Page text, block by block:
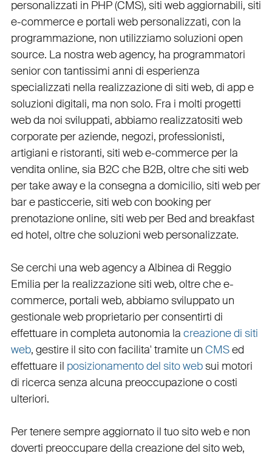
personalizzati in PHP(CMS), siti web aggiornabili, siti
e-commercee portali web personalizzati, con la
programmazione, non utilizziamo soluzioni open
source. La nostra web agency, ha programmatori
senior con tantissimi anni di esperienza
specializzati nella realizzazione di siti web, di app e
soluzioni digitali, ma non solo. Fra i molti progetti
web da noi sviluppati, abbiamo realizzatositi web
corporateperaziende, negozi, professionisti,
artigiani e ristoranti, siti web e-commerceper la
vendita online, sia B2C che B2B, oltre chesiti web
per take awaye la consegna a domicilio, siti web per
bare pasticcerie, siti web con booking per
prenotazione online, siti web per Bed and breakfast
ed hotel, oltre chesoluzioni web personalizzate.
Se cerchi una web agency a Albinea di Reggio
Emilia per la realizzazione siti web, oltre chee-
commerce, portali web, abbiamo sviluppato un
gestionale webproprietario per consentirti di
effettuare in completa autonomia la creazione di siti
web, gestire il sito con facilita' tramite un CMSed
effettuare il posizionamento del sito websui motori
di ricerca senza alcuna preoccupazione o costi
ulteriori.
Per tenere sempre aggiornato il tuo sito web e non
doverti preoccupare della creazione del sito web,